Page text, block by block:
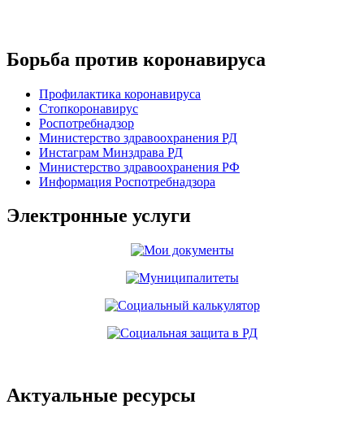
Борьба против коронавируса
Профилактика коронавируса
Стопкоронавирус
Роспотребнадзор
Министерство здравоохранения РД
Инстаграм Минздрава РД
Министерство здравоохранения РФ
Информация Роспотребнадзора
Электронные услуги
Актуальные ресурсы